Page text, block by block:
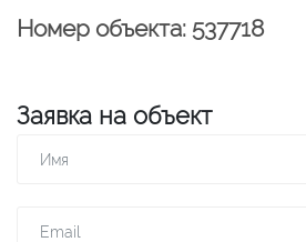
Номер объекта: 537718
Заявка на объект